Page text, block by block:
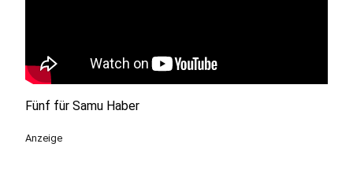
Fünf für Samu Haber
Anzeige